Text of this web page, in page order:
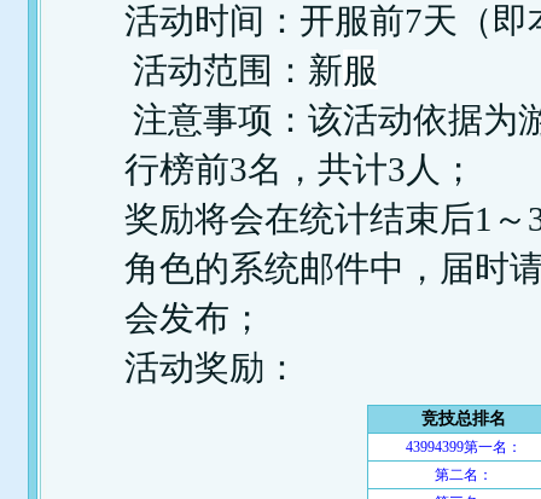
活动时间：开服前7天（即
活动范围：新服
注意事项：该活动依据为
行榜前3名，共计3人；
奖励将会在统计结束后1
角色的系统邮件中，届时
会发布；
活动奖励：
竞技总排名
43994399第一名：
第二名：